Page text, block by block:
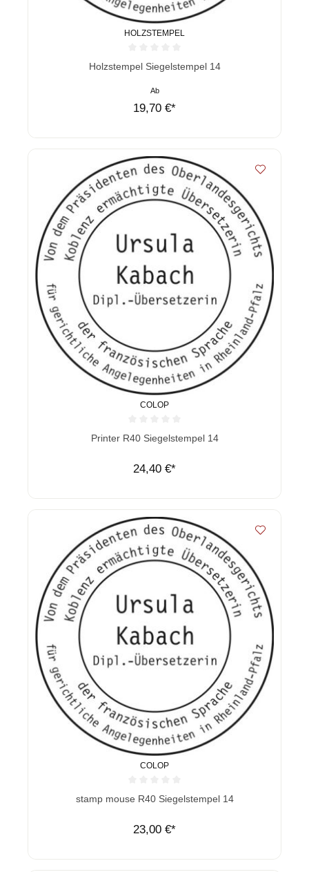
HOLZSTEMPEL
Durchschnittliche Bewertung von 0 von 5 Sternen
Holzstempel Siegelstempel 14
Ab
19,70 €*
COLOP
Durchschnittliche Bewertung von 0 von 5 Sternen
Printer R40 Siegelstempel 14
24,40 €*
COLOP
Durchschnittliche Bewertung von 0 von 5 Sternen
stamp mouse R40 Siegelstempel 14
23,00 €*